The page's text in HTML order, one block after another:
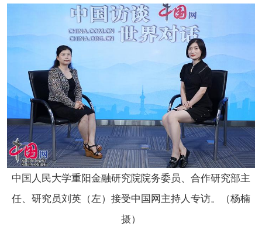
中国人民大学重阳金融研究院院务委员、合作研究部主
任、研究员刘英（左）接受中国网主持人专访。
（杨楠
摄）